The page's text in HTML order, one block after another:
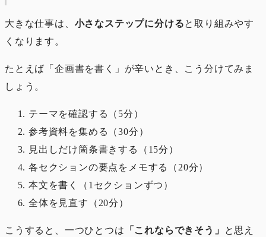
大きな仕事は、 小さなステップに分けると取り組みやす
くなります。
たとえば「企画書を書く」が辛いとき、こう分けてみま
しょう。
テーマを確認する（5分）
参考資料を集める（30分）
見出しだけ箇条書きする（15分）
各セクションの要点をメモする（20分）
本文を書く（1セクションずつ）
全体を見直す（20分）
こうすると、一つひとつは 「これならできそう」
と思え